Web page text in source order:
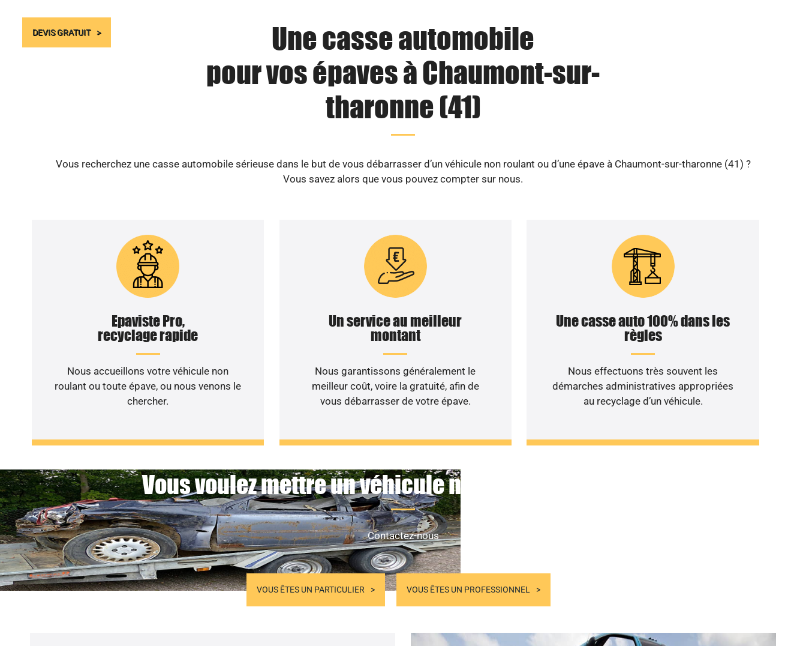
DEVIS GRATUIT
Une casse automobile
pour vos épaves à Chaumont-sur-
tharonne (41)
Vous recherchez une casse automobile sérieuse dans le but de vous débarrasser d’un véhicule non roulant ou d’une épave à Chaumont-sur-tharonne (41) ?
Vous savez alors que vous pouvez compter sur nous.
Epaviste Pro,
recyclage rapide
Nous accueillons votre véhicule non
roulant ou toute épave, ou nous venons le
chercher.
Un service au meilleur
montant
Nous garantissons généralement le
meilleur coût, voire la gratuité, afin de
vous débarrasser de votre épave.
Une casse auto 100% dans les
règles
Nous effectuons très souvent les
démarches administratives appropriées
au recyclage d’un véhicule.
Vous voulez mettre un véhicule non roulant au rebut ?
Contactez-nous
VOUS ÊTES UN PARTICULIER VOUS ÊTES UN PROFESSIONNEL